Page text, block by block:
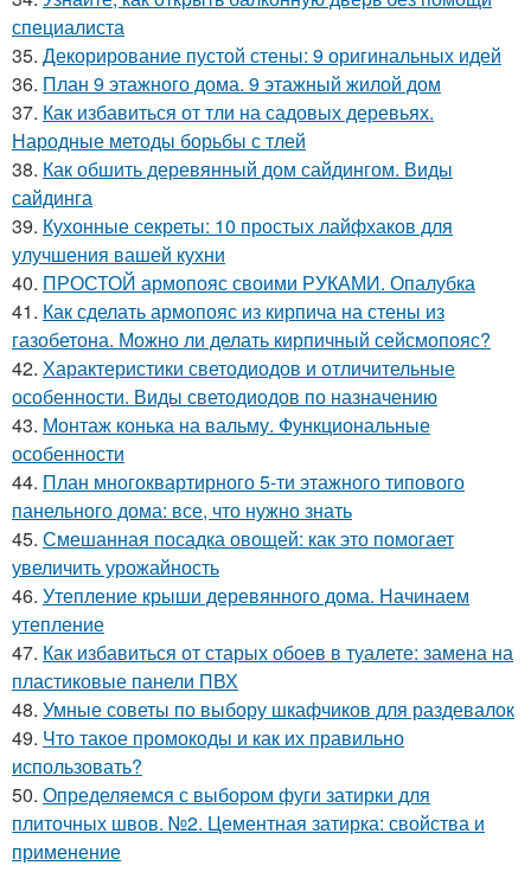
специалиста
35. Декорирование пустой стены: 9 оригинальных идей
36. План 9 этажного дома. 9 этажный жилой дом
37. Как избавиться от тли на садовых деревьях.
Народные методы борьбы с тлей
38. Как обшить деревянный дом сайдингом. Виды
сайдинга
39. Кухонные секреты: 10 простых лайфхаков для
улучшения вашей кухни
40. ПРОСТОЙ армопояс своими РУКАМИ. Опалубка
41. Как сделать армопояс из кирпича на стены из
газобетона. Можно ли делать кирпичный сейсмопояс?
42. Характеристики светодиодов и отличительные
особенности. Виды светодиодов по назначению
43. Монтаж конька на вальму. Функциональные
особенности
44. План многоквартирного 5-ти этажного типового
панельного дома: все, что нужно знать
45. Смешанная посадка овощей: как это помогает
увеличить урожайность
46. Утепление крыши деревянного дома. Начинаем
утепление
47. Как избавиться от старых обоев в туалете: замена на
пластиковые панели ПВХ
48. Умные советы по выбору шкафчиков для раздевалок
49. Что такое промокоды и как их правильно
использовать?
50. Определяемся с выбором фуги затирки для
плиточных швов. №2. Цементная затирка: свойства и
применение